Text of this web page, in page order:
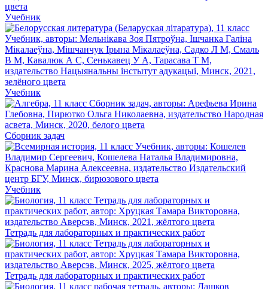
Учебник
Учебник
Сборник задач
Учебник
Тетрадь для лабораторных и практических работ
Тетрадь для лабораторных и практических работ